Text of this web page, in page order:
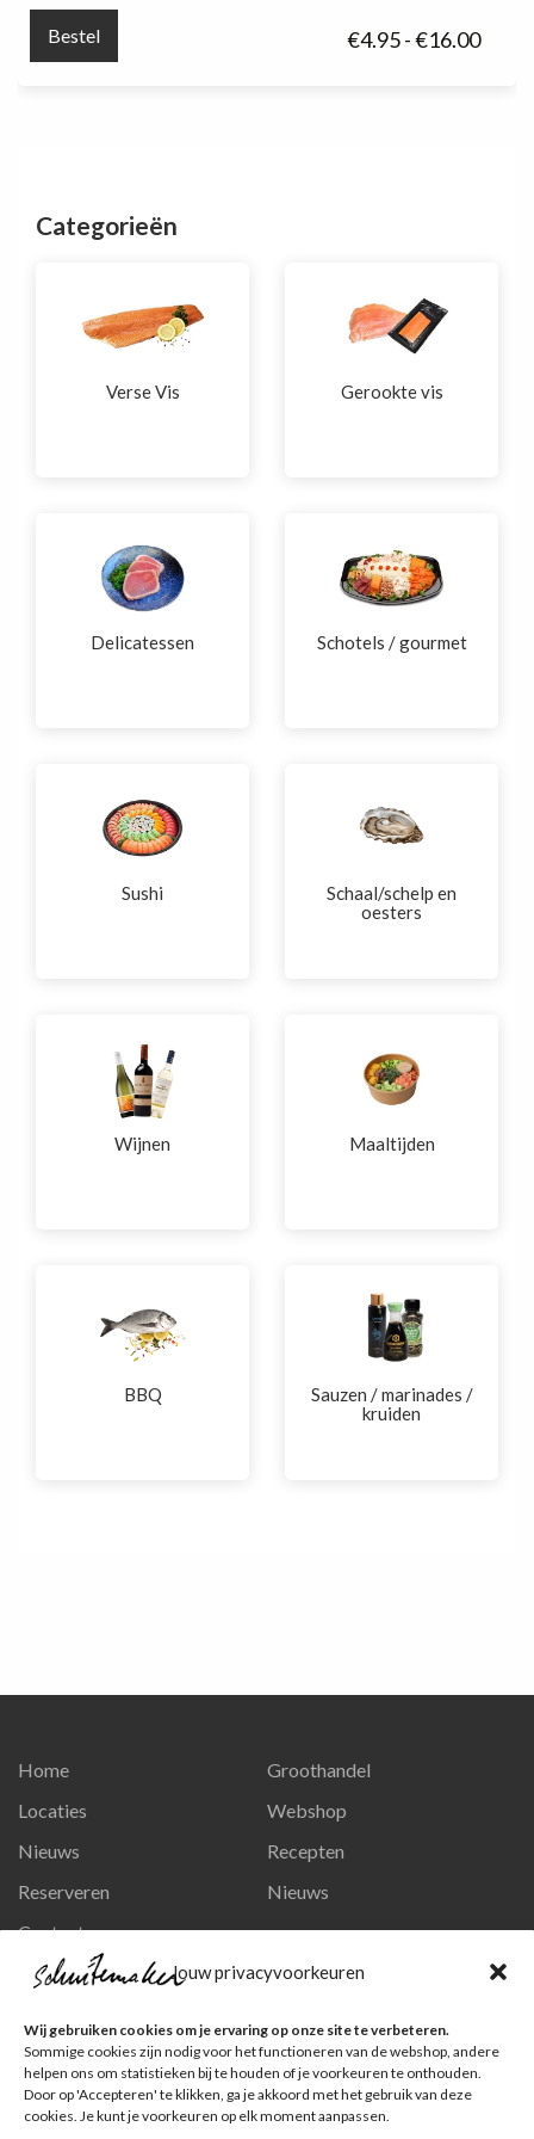
Jouw privacyvoorkeuren
Wij gebruiken cookies om je ervaring op onze site te verbeteren.
Sommige cookies zijn nodig voor het functioneren van de webshop, andere
helpen ons om statistieken bij te houden of je voorkeuren te onthouden.
Door op 'Accepteren' te klikken, ga je akkoord met het gebruik van deze
cookies. Je kunt je voorkeuren op elk moment aanpassen.
€4.95-€16.00
Bestel
Categorieën
Verse Vis Gerookte vis
Delicatessen Schotels / gourmet
Sushi
Schaal/schelp en
oesters
Wijnen Maaltijden
BBQ
Sauzen / marinades /
kruiden
Home
Locaties
Nieuws
Reserveren
Contact
Privacy en persoonsgegevens
Groothandel
Webshop
Recepten
Nieuws
Ga naar onze pagina
Volg ons op Instagram
Ga naar onze pagina